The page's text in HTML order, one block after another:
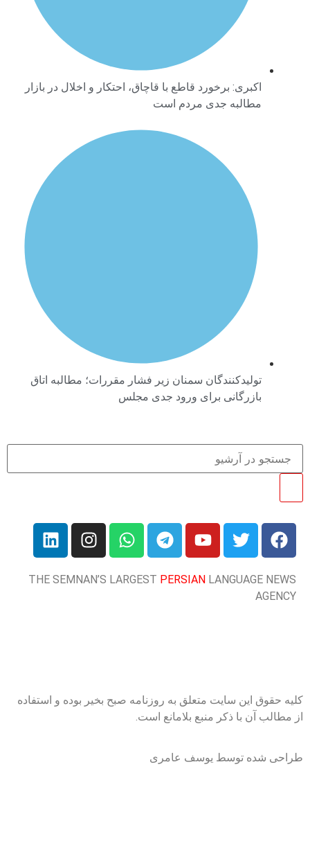
اکبری: برخورد قاطع با قاچاق، احتکار و اخلال در بازار
مطالبه جدی مردم است
تولیدکنندگان سمنان زیر فشار مقررات؛ مطالبه اتاق
بازرگانی برای ورود جدی مجلس
THE SEMNAN’S LARGESTPERSIANLANGUAGE NEWS
AGENCY
حقوق این سایت متعلق به روزنامه صبح بخیر بوده و استفاده
مطالب آن با ذکر منبع بلامانع است.
شده توسط یوسف عامری